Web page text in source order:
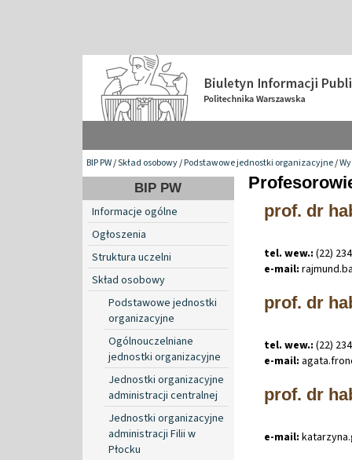
BIP PW/Skład osobowy/Podstawowe jednostki organizacyjne/
BIP PW
Informacje ogólne
Ogłoszenia
Struktura uczelni
Skład osobowy
Podstawowe jednostki
organizacyjne
Ogólnouczelniane
jednostki organizacyjne
Jednostki organizacyjne
administracji centralnej
Jednostki organizacyjne
administracji Filii w
Płocku
prof. dr
tel. wew.: (22)
e-mail: rajmund.
prof. dr
tel. wew.: (22)
e-mail: agata.
prof. dr
e-mail: katarzyna.